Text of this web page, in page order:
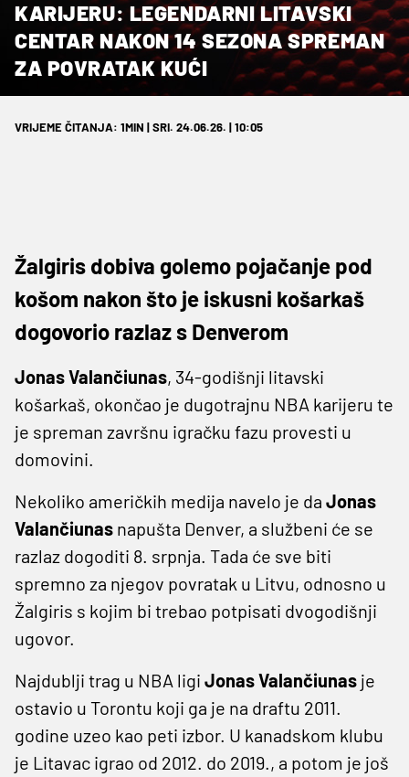
KARIJERU: LEGENDARNI LITAVSKI
CENTAR NAKON 14 SEZONA SPREMAN
ZA POVRATAK KUĆI
VRIJEME ČITANJA: 1MIN | SRI. 24.06.26. | 10:05
Žalgiris dobiva golemo pojačanje pod
košom nakon što je iskusni košarkaš
dogovorio razlaz s Denverom
Jonas Valančiunas, 34-godišnji litavski
košarkaš, okončao je dugotrajnu NBA karijeru te
je spreman završnu igračku fazu provesti u
domovini.
Nekoliko američkih medija navelo je da Jonas
Valančiunas napušta Denver, a službeni će se
razlaz dogoditi 8. srpnja. Tada će sve biti
spremno za njegov povratak u Litvu, odnosno u
Žalgiris s kojim bi trebao potpisati dvogodišnji
ugovor.
Najdublji trag u NBA ligi Jonas Valančiunas je
ostavio u Torontu koji ga je na draftu 2011.
godine uzeo kao peti izbor. U kanadskom klubu
je Litavac igrao od 2012. do 2019., a potom je još